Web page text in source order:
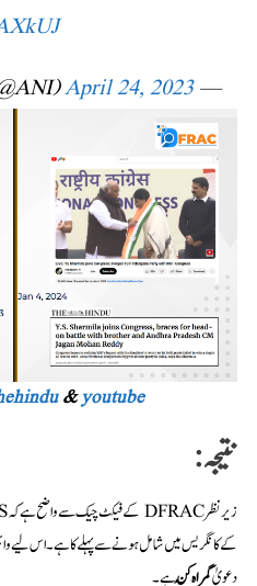
— ANI (@ANI)
April 24, 2023
&youtube
نتیجہ:
کے کانگریس میں شامل ہونے سے پہلے کا ہے۔ اس لیے
دعویٰگمراہ کُنہے۔